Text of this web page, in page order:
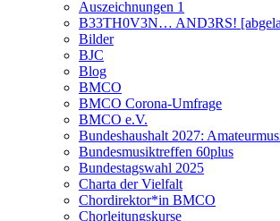
Auszeichnungen 1
B33TH0V3N… AND3RS!
Bilder
BJC
Blog
BMCO
BMCO Corona-Umfrage
BMCO e.V.
Bundeshaushalt 2027:
Bundesmusiktreffen 60plus
Bundestagswahl 2025
Charta der Vielfalt
Chordirektor*in BMCO
Chorleitungskurse